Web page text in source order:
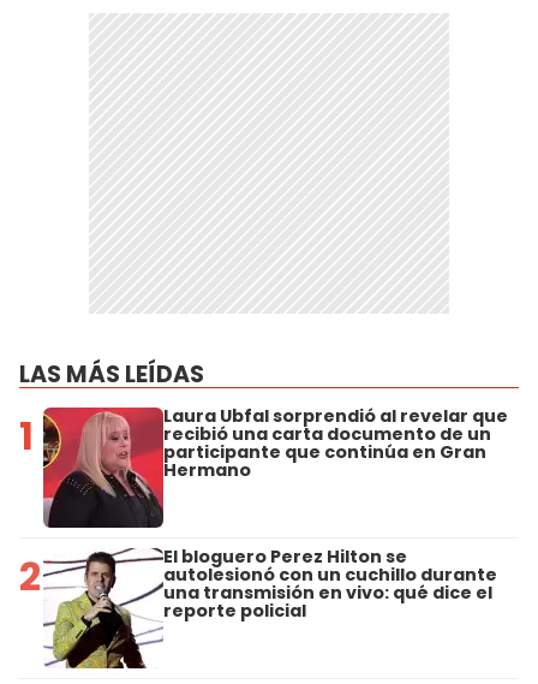
LAS MÁS LEÍDAS
1 Laura Ubfal sorprendió al revelar que
recibió una carta documento de un
participante que continúa en Gran
Hermano
2 El bloguero Perez Hilton se
autolesionó con un cuchillo durante
una transmisión en vivo: qué dice el
reporte policial